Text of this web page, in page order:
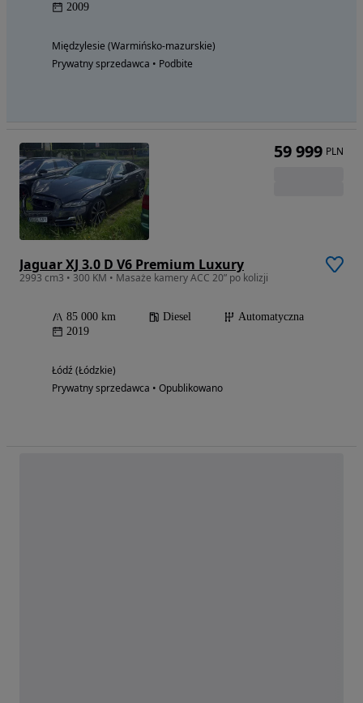
2009
Międzylesie (Warmińsko-mazurskie)
Prywatny sprzedawca • Podbite
Jaguar XJ 3.0 D V6 Premium Luxury
2993 cm3 • 300 KM • Masaże kamery ACC 20” po kolizji
85 000 km Diesel
Automatyczna
2019
Łódź (Łódzkie)
Prywatny sprzedawca • Opublikowano
59 999 PLN